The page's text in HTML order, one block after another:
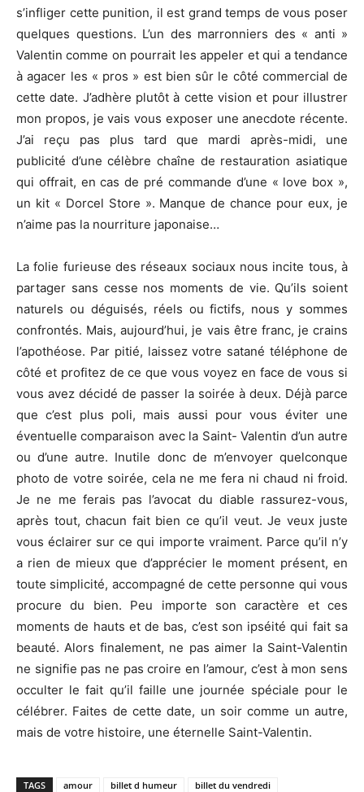
s’infliger cette punition, il est grand temps de vous poser
quelques questions. L’un des marronniers des « anti »
Valentin comme on pourrait les appeler et qui a tendance
à agacer les « pros » est bien sûr le côté commercial de
cette date. J’adhère plutôt à cette vision et pour illustrer
mon propos, je vais vous exposer une anecdote récente.
J’ai reçu pas plus tard que mardi après-midi, une
publicité d’une célèbre chaîne de restauration asiatique
qui offrait, en cas de pré commande d’une « love box »,
un kit « Dorcel Store ». Manque de chance pour eux, je
n’aime pas la nourriture japonaise…
La folie furieuse des réseaux sociaux nous incite tous, à
partager sans cesse nos moments de vie. Qu’ils soient
naturels ou déguisés, réels ou fictifs, nous y sommes
confrontés. Mais, aujourd’hui, je vais être franc, je crains
l’apothéose. Par pitié, laissez votre satané téléphone de
côté et profitez de ce que vous voyez en face de vous si
vous avez décidé de passer la soirée à deux. Déjà parce
que c’est plus poli, mais aussi pour vous éviter une
éventuelle comparaison avec la Saint- Valentin d’un autre
ou d’une autre. Inutile donc de m’envoyer quelconque
photo de votre soirée, cela ne me fera ni chaud ni froid.
Je ne me ferais pas l’avocat du diable rassurez-vous,
après tout, chacun fait bien ce qu’il veut. Je veux juste
vous éclairer sur ce qui importe vraiment. Parce qu’il n’y
a rien de mieux que d’apprécier le moment présent, en
toute simplicité, accompagné de cette personne qui vous
procure du bien. Peu importe son caractère et ces
moments de hauts et de bas, c’est son ipséité qui fait sa
beauté. Alors finalement, ne pas aimer la Saint-Valentin
ne signifie pas ne pas croire en l’amour, c’est à mon sens
occulter le fait qu’il faille une journée spéciale pour le
célébrer. Faites de cette date, un soir comme un autre,
mais de votre histoire, une éternelle Saint-Valentin.
TAGS amour billet d humeur billet du vendredi